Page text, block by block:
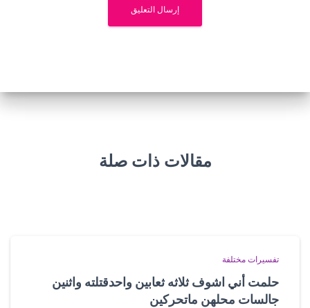
مقالات ذات صلة
تفسيرات مختلفة
حلمت أني اشوف ثلاثه ثعابين واحدقتلته واثنين
جالسات محلهن ماتحركين